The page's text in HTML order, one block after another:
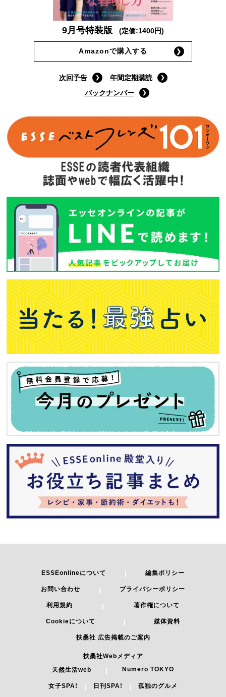
9月号特装版 (定価:1400円)
Amazonで購入する
次回予告
年間定期購読
バックナンバー
ESSEonlineについて 編集ポリシー
お問い合わせ プライバシーポリシー
利用規約 著作権について
Cookieについて 媒体資料
扶桑社 広告掲載のご案内
扶桑社Webメディア
天然生活web
Numero TOKYO
女子SPA! 日刊SPA! 孤独のグルメ